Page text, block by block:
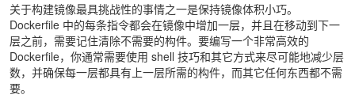
关于构建镜像最具挑战性的事情之一是保持镜像体积小巧。
Dockerfile 中的每条指令都会在镜像中增加一层，并且在移动到下一
层之前，需要记住清除不需要的构件。要编写一个非常高效的
Dockerfile，你通常需要使用 shell 技巧和其它方式来尽可能地减少层
数，并确保每一层都具有上一层所需的构件，而其它任何东西都不需
要。